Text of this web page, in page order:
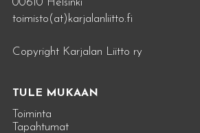
toimisto(at)karjalanliitto.fi
Copyright Karjalan Liitto ry
TULE MUKAAN
Toiminta
Tapahtumat